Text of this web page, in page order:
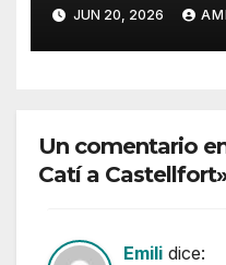
JUN 20, 2026
Un comentario
Catí a Castellfort»
Emili dice: